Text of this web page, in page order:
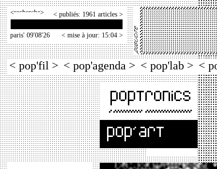
< > < publiés: 1961 articles >
paris' 09'08'26 < mise à jour: 15:04 >
< pop'fil > < pop'agenda > < pop'lab > <